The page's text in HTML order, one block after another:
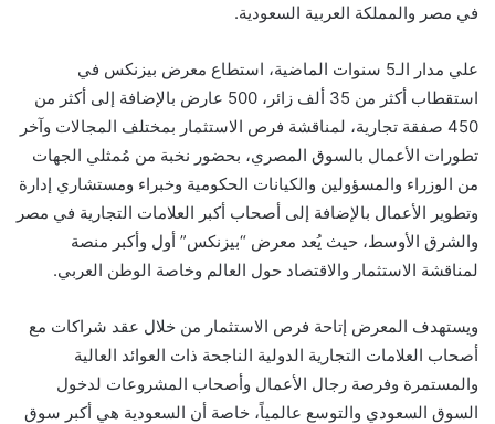
في مصر والمملكة العربية السعودية.
علي مدار الـ5 سنوات الماضية، استطاع معرض بيزنكس في
استقطاب أكثر من 35 ألف زائر، 500 عارض بالإضافة إلى أكثر من
450 صفقة تجارية، لمناقشة فرص الاستثمار بمختلف المجالات وآخر
تطورات الأعمال بالسوق المصري، بحضور نخبة من مُمثلي الجهات
من الوزراء والمسؤولين والكيانات الحكومية وخبراء ومستشاري إدارة
وتطوير الأعمال بالإضافة إلى أصحاب أكبر العلامات التجارية في مصر
والشرق الأوسط، حيث يُعد معرض “بيزنكس” أول وأكبر منصة
لمناقشة الاستثمار والاقتصاد حول العالم وخاصة الوطن العربي.
ويستهدف المعرض إتاحة فرص الاستثمار من خلال عقد شراكات مع
أصحاب العلامات التجارية الدولية الناجحة ذات العوائد العالية
والمستمرة وفرصة رجال الأعمال وأصحاب المشروعات لدخول
السوق السعودي والتوسع عالمياً، خاصة أن السعودية هي أكبر سوق